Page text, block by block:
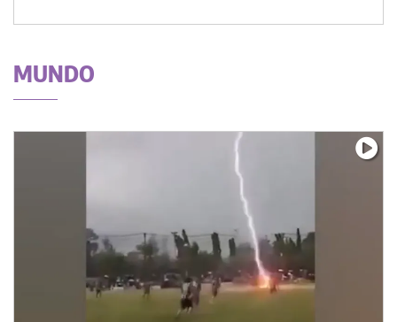
MUNDO